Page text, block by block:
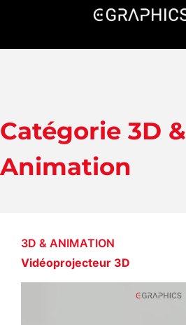
Catégorie 3D &
Animation
3D & ANIMATION
Vidéoprojecteur 3D